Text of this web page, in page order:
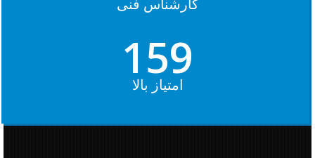
159
امتیاز بالا